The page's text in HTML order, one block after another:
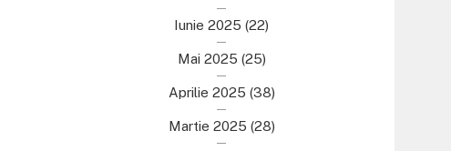
Iunie 2025 (22)
Mai 2025 (25)
Aprilie 2025 (38)
Martie 2025 (28)